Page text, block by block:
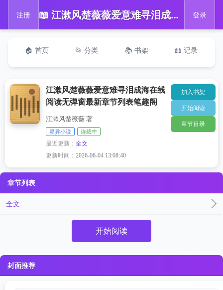
注册 📖 江漱风楚薇薇爱意难寻泪成海在线阅读无弹窗最新章节列表笔趣阁 登录
🏠 首页 📂 分类 📚 书架 📖 记录
江漱风楚薇薇爱意难寻泪成海在线
阅读无弹窗最新章节列表笔趣阁
江漱风楚薇薇 著
灵异小说 连载中
最近更新：全文
更新时间：2026-06-04 13:08:40
加入书架
开始阅读
章节目录
章节列表
全文
开始阅读
封面推荐